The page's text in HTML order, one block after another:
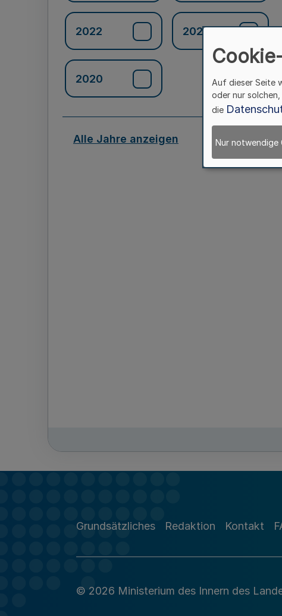
2022 2021
2020
Alle Jahre anzeigen
Grundsätzliches Redaktion Kontakt
© 2026 Ministerium des Innern des
Auf dieser Seite
oder nur
die
Nur notwendige